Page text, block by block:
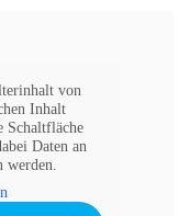
von
Inhalt
Schaltfläche
Daten an